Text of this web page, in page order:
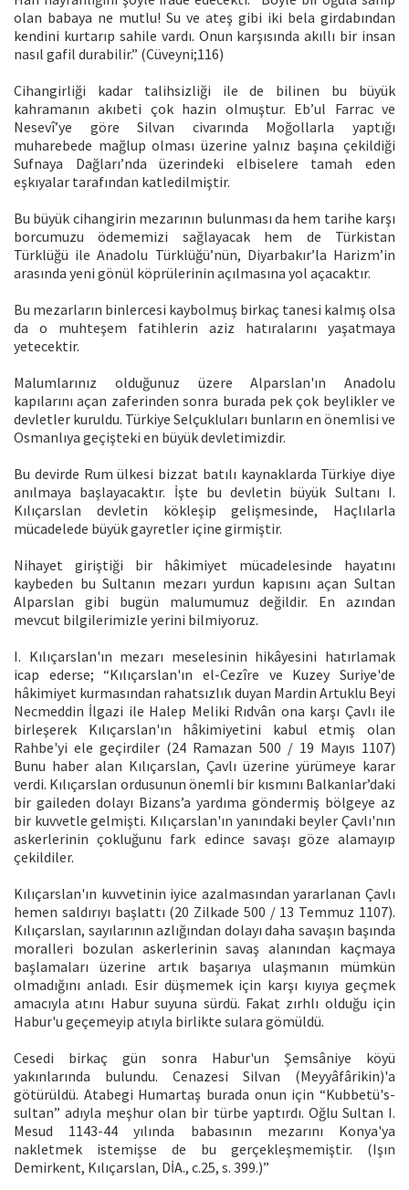
olan babaya ne mutlu! Su ve ateş gibi iki bela girdabından
kendini kurtarıp sahile vardı. Onun karşısında akıllı bir insan
nasıl gafil durabilir.” (Cüveyni;116)
Cihangirliği kadar talihsizliği ile de bilinen bu büyük
kahramanın akıbeti çok hazin olmuştur. Eb’ul Farrac ve
Nesevî’ye göre Silvan civarında Moğollarla yaptığı
muharebede mağlup olması üzerine yalnız başına çekildiği
Sufnaya Dağları’nda üzerindeki elbiselere tamah eden
eşkıyalar tarafından katledilmiştir.
Bu büyük cihangirin mezarının bulunması da hem tarihe karşı
borcumuzu ödememizi sağlayacak hem de Türkistan
Türklüğü ile Anadolu Türklüğü’nün, Diyarbakır’la Harizm’in
arasında yeni gönül köprülerinin açılmasına yol açacaktır.
Bu mezarların binlercesi kaybolmuş birkaç tanesi kalmış olsa
da o muhteşem fatihlerin aziz hatıralarını yaşatmaya
yetecektir.
Malumlarınız olduğunuz üzere Alparslan'ın Anadolu
kapılarını açan zaferinden sonra burada pek çok beylikler ve
devletler kuruldu. Türkiye Selçukluları bunların en önemlisi ve
Osmanlıya geçişteki en büyük devletimizdir.
Bu devirde Rum ülkesi bizzat batılı kaynaklarda Türkiye diye
anılmaya başlayacaktır. İşte bu devletin büyük Sultanı I.
Kılıçarslan devletin kökleşip gelişmesinde, Haçlılarla
mücadelede büyük gayretler içine girmiştir.
Nihayet giriştiği bir hâkimiyet mücadelesinde hayatını
kaybeden bu Sultanın mezarı yurdun kapısını açan Sultan
Alparslan gibi bugün malumumuz değildir. En azından
mevcut bilgilerimizle yerini bilmiyoruz.
I. Kılıçarslan'ın mezarı meselesinin hikâyesini hatırlamak
icap ederse; “Kılıçarslan'ın el-Cezîre ve Kuzey Suriye'de
hâkimiyet kurmasından rahatsızlık duyan Mardin Artuklu Beyi
Necmeddin İlgazi ile Halep Meliki Rıdvân ona karşı Çavlı ile
birleşerek Kılıçarslan'ın hâkimiyetini kabul etmiş olan
Rahbe'yi ele geçirdiler (24 Ramazan 500 / 19 Mayıs 1107)
Bunu haber alan Kılıçarslan, Çavlı üzerine yürümeye karar
verdi. Kılıçarslan ordusunun önemli bir kısmını Balkanlar’daki
bir gaileden dolayı Bizans’a yardıma göndermiş bölgeye az
bir kuvvetle gelmişti. Kılıçarslan'ın yanındaki beyler Çavlı'nın
askerlerinin çokluğunu fark edince savaşı göze alamayıp
çekildiler.
Kılıçarslan'ın kuvvetinin iyice azalmasından yararlanan Çavlı
hemen saldırıyı başlattı (20 Zilkade 500 / 13 Temmuz 1107).
Kılıçarslan, sayılarının azlığından dolayı daha savaşın başında
moralleri bozulan askerlerinin savaş alanından kaçmaya
başlamaları üzerine artık başarıya ulaşmanın mümkün
olmadığını anladı. Esir düşmemek için karşı kıyıya geçmek
amacıyla atını Habur suyuna sürdü. Fakat zırhlı olduğu için
Habur'u geçemeyip atıyla birlikte sulara gömüldü.
Cesedi birkaç gün sonra Habur'un Şemsâniye köyü
yakınlarında bulundu. Cenazesi Silvan (Meyyâfârikin)'a
götürüldü. Atabegi Humartaş burada onun için “Kubbetü's-
sultan” adıyla meşhur olan bir türbe yaptırdı. Oğlu Sultan I.
Mesud 1143-44 yılında babasının mezarını Konya'ya
nakletmek istemişse de bu gerçekleşmemiştir. (Işın
Demirkent, Kılıçarslan, DİA., c.25, s. 399.)”